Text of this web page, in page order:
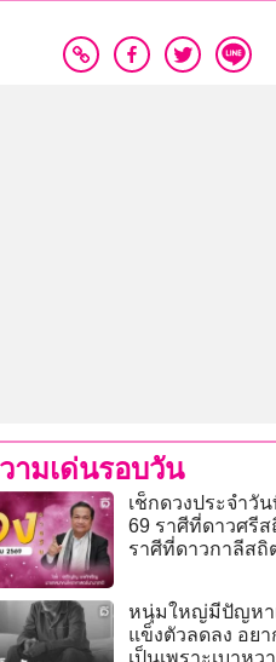
ามเด่นรอบวัน
เช็กดวงประจำวั
69 ราศีที่ดาวศรีส
ราศีที่ดาวกาลีสถิ
หนุ่มใหญ่มีปัญหา
แข็งตัวลดลง อย
เป็นเพราะเบาหว